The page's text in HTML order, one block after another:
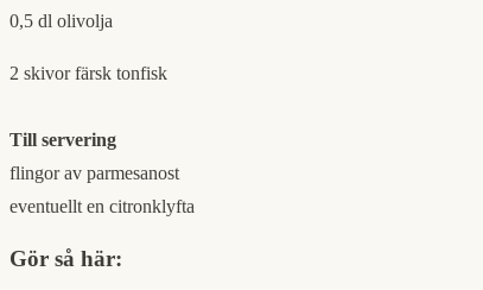
0,5 dl olivolja
2 skivor färsk tonfisk
Till servering
flingor av parmesanost
eventuellt en citronklyfta
Gör så här: